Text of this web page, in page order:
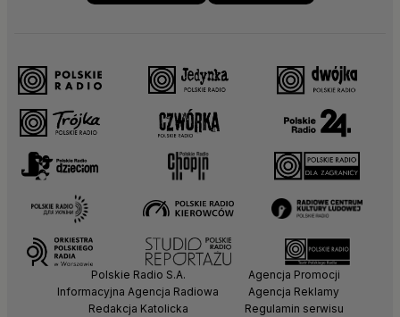
Polskie Radio S.A.
Informacyjna Agencja Radiowa
Redakcja Katolicka
Agencja Promocji
Agencja Reklamy
Regulamin serwisu